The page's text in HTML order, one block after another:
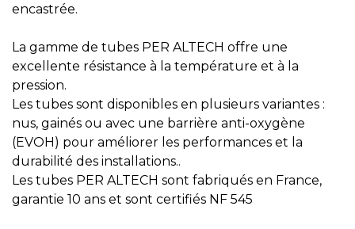
encastrée.
La gamme de tubes PER ALTECH offre une
excellente résistance à la température et à la
pression.
Les tubes sont disponibles en plusieurs variantes :
nus, gainés ou avec une barrière anti-oxygène
(EVOH) pour améliorer les performances et la
durabilité des installations..
Les tubes PER ALTECH sont fabriqués en France,
garantie 10 ans et sont certifiés NF 545